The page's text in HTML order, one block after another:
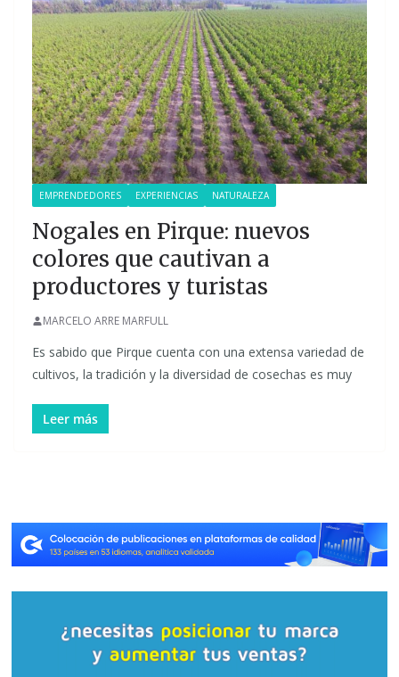
EMPRENDEDORES EXPERIENCIAS NATURALEZA
Nogales en Pirque: nuevos
colores que cautivan a
productores y turistas
MARCELO ARRE MARFULL
Es sabido que Pirque cuenta con una extensa variedad de
cultivos, la tradición y la diversidad de cosechas es muy
Leer más